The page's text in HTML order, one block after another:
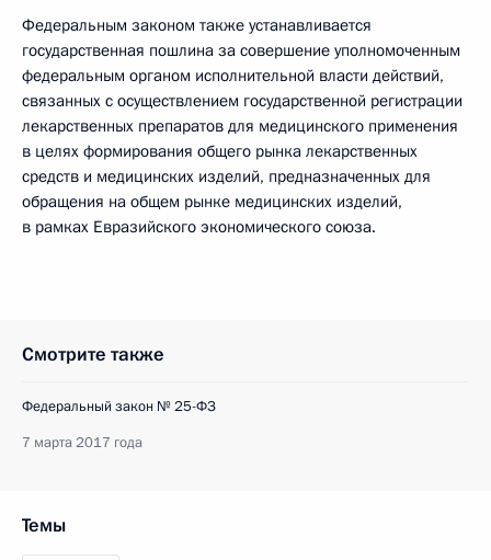
Федеральным законом также устанавливается
государственная пошлина за совершение уполномоченным
федеральным органом исполнительной власти действий,
связанных с осуществлением государственной регистрации
лекарственных препаратов для медицинского применения
в целях формирования общего рынка лекарственных
средств и медицинских изделий, предназначенных для
обращения на общем рынке медицинских изделий,
в рамках Евразийского экономического союза.
Смотрите также
Федеральный закон № 25-ФЗ
7 марта 2017 года
Темы